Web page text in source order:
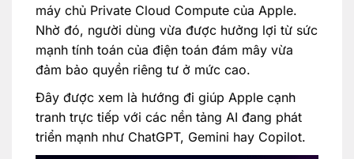
máy chủ Private Cloud Compute của Apple.
Nhờ đó, người dùng vừa được hưởng lợi từ sức
mạnh tính toán của điện toán đám mây vừa
đảm bảo quyền riêng tư ở mức cao.
Đây được xem là hướng đi giúp Apple cạnh
tranh trực tiếp với các nền tảng AI đang phát
triển mạnh như ChatGPT, Gemini hay Copilot.